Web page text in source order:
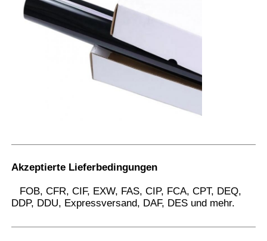
Akzeptierte Lieferbedingungen
FOB, CFR, CIF, EXW, FAS, CIP, FCA, CPT, DEQ,
DDP, DDU, Expressversand, DAF, DES und mehr.